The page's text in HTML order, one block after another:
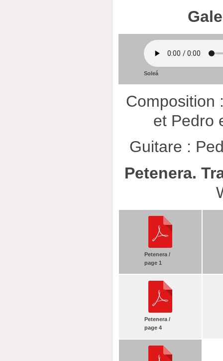
Soleá
Composition
et Pedro
Guitare :
Petenera.
Petenera /
page 1
Petenera /
page 4